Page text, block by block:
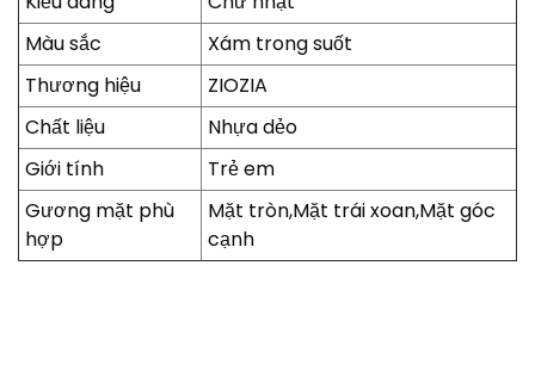
Màu sắc
Xám trong suốt
Thương hiệu
ZIOZIA
Chất liệu
Nhựa dẻo
Giới tính
Trẻ em
Gương mặt phù
hợp
Mặt tròn,Mặt trái xoan,Mặt góc
cạnh